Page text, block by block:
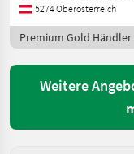
5274 Oberösterreich
Premium Gold Händler
Weitere